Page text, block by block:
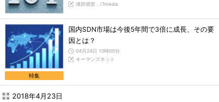
溝田萌里，ITmedia
特集
国内SDN市場は今後5年間で3倍に成長、その要
因とは？
04月24日 10時00分
キーマンズネット
2018年4月23日